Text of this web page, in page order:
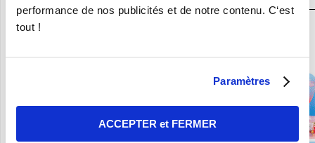
performance de nos publicités et de notre contenu. C‘est
tout !
Paramètres
ACCEPTER et FERMER
En ce moment :